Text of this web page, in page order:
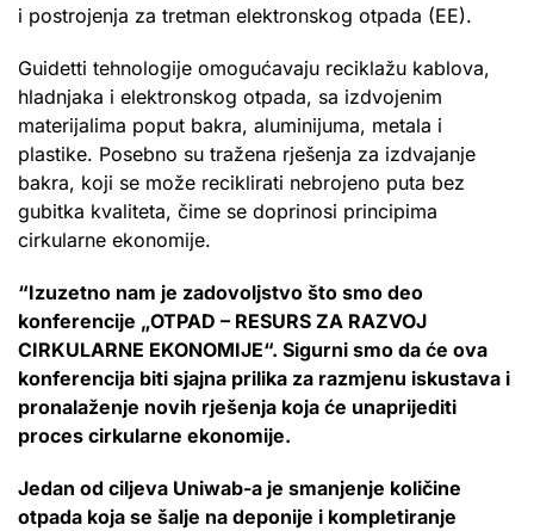
i postrojenja za tretman elektronskog otpada (EE).
Guidetti tehnologije omogućavaju reciklažu kablova,
hladnjaka i elektronskog otpada, sa izdvojenim
materijalima poput bakra, aluminijuma, metala i
plastike. Posebno su tražena rješenja za izdvajanje
bakra, koji se može reciklirati nebrojeno puta bez
gubitka kvaliteta, čime se doprinosi principima
cirkularne ekonomije.
“Izuzetno nam je zadovoljstvo što smo deo
konferencije „OTPAD – RESURS ZA RAZVOJ
CIRKULARNE EKONOMIJE“. Sigurni smo da će ova
konferencija biti sjajna prilika za razmjenu iskustava i
pronalaženje novih rješenja koja će unaprijediti
proces cirkularne ekonomije.
Jedan od ciljeva Uniwab-a je smanjenje količine
otpada koja se šalje na deponije i kompletiranje